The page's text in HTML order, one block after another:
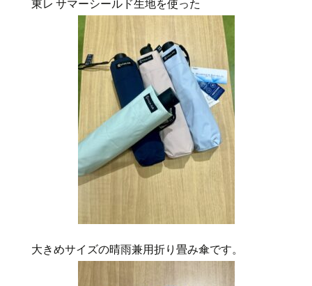
東レ サマーシールド生地を使った
大きめサイズの晴雨兼用折り畳み傘です。